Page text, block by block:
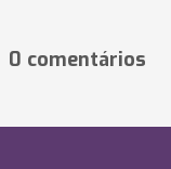
0 comentários